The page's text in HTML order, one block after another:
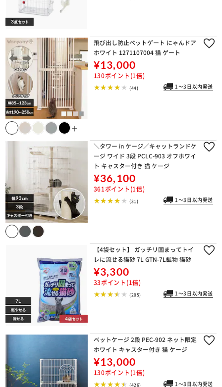
＋
飛び出し防止ペットゲート にゃんドア
ホワイト 1271107004 猫 ゲート
¥13,000
130ポイント(1倍)
(44) 1～3日以内発送
＼タワー in ケージ／キャットランドケ
ージ ワイド 3段 PCLC-903 オフホワイ
ト キャスター付き 猫 ケージ
¥36,100
361ポイント(1倍)
(31) 1～3日以内発送
【4袋セット】 ガッチリ固まってトイ
レに流せる猫砂 7L GTN-7L鉱物 猫砂
¥3,300
33ポイント(1倍)
(205) 1～3日以内発送
ペットケージ 2段 PEC-902 ネット限定
ホワイト キャスター付き 猫 ケージ
¥13,000
130ポイント(1倍)
(426) 1～3日以内発送